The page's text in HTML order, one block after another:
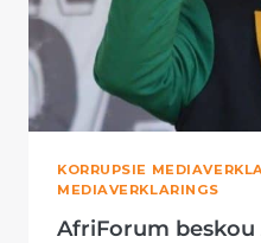
KORRUPSIE
MEDIAVERKLARINGS
AfriForum beskou